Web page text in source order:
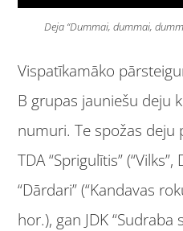
Deja “Dummai, dummai,
Vispatīkamāko
B grupas jauniešu deju
numuri. Te spožas deju
TDA “Sprigulītis”
“Dārdari” (“Kandavas
hor.), gan JDK “Sudraba